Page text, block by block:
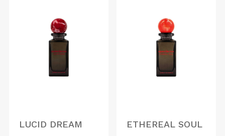
LUCID DREAM ETHEREAL SOUL